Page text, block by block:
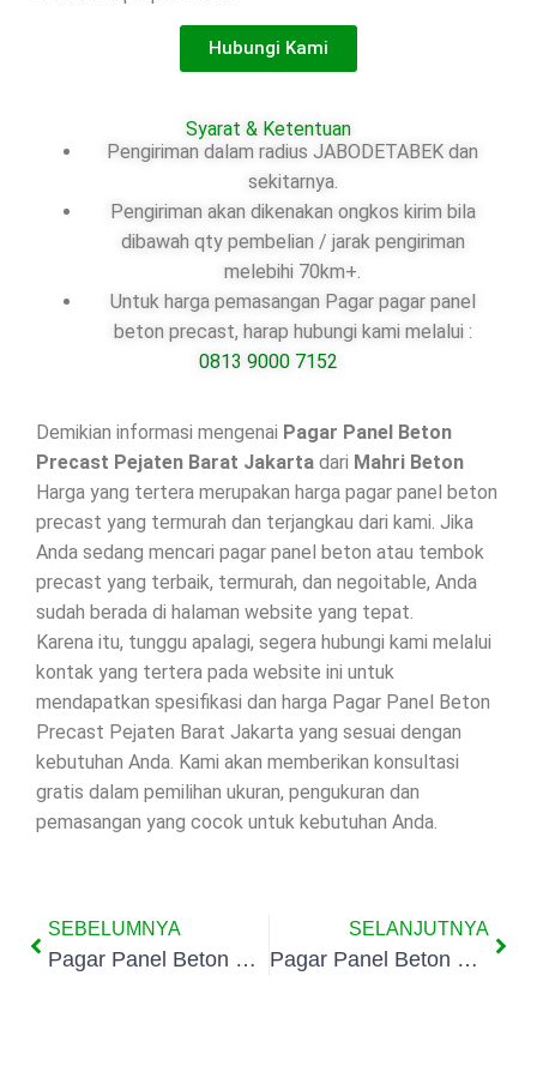
Hubungi Kami
Syarat & Ketentuan
Pengiriman dalam radius JABODETABEK dan
sekitarnya.
Pengiriman akan dikenakan ongkos kirim bila
dibawah qty pembelian / jarak pengiriman
melebihi 70km+.
Untuk harga pemasangan Pagar pagar panel
beton precast, harap hubungi kami melalui :
0813 9000 7152
Demikian informasi mengenai Pagar Panel Beton
Precast Pejaten Barat Jakarta dari Mahri Beton
Harga yang tertera merupakan harga pagar panel beton
precast yang termurah dan terjangkau dari kami. Jika
Anda sedang mencari pagar panel beton atau tembok
precast yang terbaik, termurah, dan negoitable, Anda
sudah berada di halaman website yang tepat.
Karena itu, tunggu apalagi, segera hubungi kami melalui
kontak yang tertera pada website ini untuk
mendapatkan spesifikasi dan harga Pagar Panel Beton
Precast Pejaten Barat Jakarta yang sesuai dengan
kebutuhan Anda. Kami akan memberikan konsultasi
gratis dalam pemilihan ukuran, pengukuran dan
pemasangan yang cocok untuk kebutuhan Anda.
SEBELUMNYA
Pagar Panel Beton Precast Kebagusan Jakarta
SELANJUTNYA
Pagar Panel Beton Precast Pejaten Timur Jakarta